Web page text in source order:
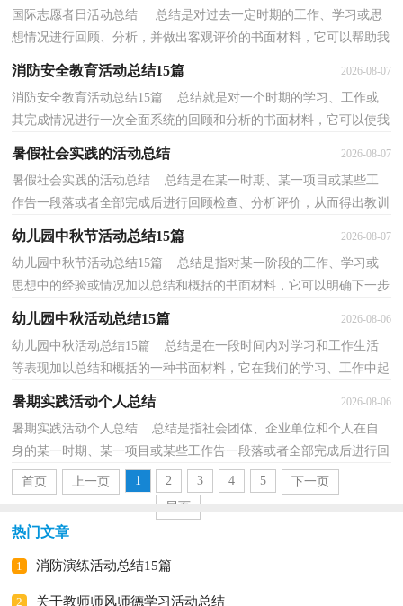
国际志愿者日活动总结 总结是对过去一定时期的工作、学习或思
想情况进行回顾、分析，并做出客观评价的书面材料，它可以帮助我
们总结以往思想，发扬成绩，不妨让我们认真地完成...
消防安全教育活动总结15篇 2026-08-07
消防安全教育活动总结15篇 总结就是对一个时期的学习、工作或
其完成情况进行一次全面系统的回顾和分析的书面材料，它可以使我
暑假社会实践的活动总结 2026-08-07
暑假社会实践的活动总结 总结是在某一时期、某一项目或某些工
作告一段落或者全部完成后进行回顾检查、分析评价，从而得出教训
幼儿园中秋节活动总结15篇 2026-08-07
幼儿园中秋节活动总结15篇 总结是指对某一阶段的工作、学习或
思想中的经验或情况加以总结和概括的书面材料，它可以明确下一步
幼儿园中秋活动总结15篇 2026-08-06
幼儿园中秋活动总结15篇 总结是在一段时间内对学习和工作生活
等表现加以总结和概括的一种书面材料，它在我们的学习、工作中起
暑期实践活动个人总结 2026-08-06
暑期实践活动个人总结 总结是指社会团体、企业单位和个人在自
身的某一时期、某一项目或某些工作告一段落或者全部完成后进行回
顾检查、分析评价，从而肯定成绩，得到经验，找出...
首页 上一页 1 2 3 4 5
下一页
尾页
热门文章
1 消防演练活动总结15篇
2 关于教师师风师德学习活动总结